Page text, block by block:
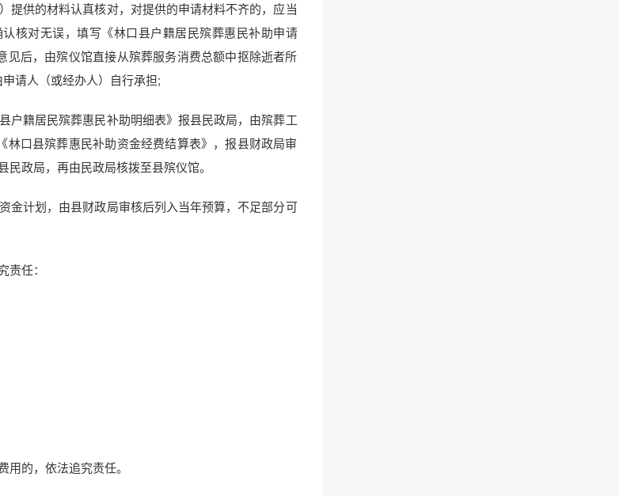
供的材料认真核对，对提供的申请材料不齐的，应当
核对无误，填写《林口县户籍居民殡葬惠民补助申请
后，由殡仪馆直接从殡葬服务消费总额中抠除逝者所
请人（或经办人）自行承担;
籍居民殡葬惠民补助明细表》报县民政局，由殡葬工
口县殡葬惠民补助资金经费结算表》，报县财政局审
政局，再由民政局核拨至县殡仪馆。
计划，由县财政局审核后列入当年预算，不足部分可
任：
的，依法追究责任。